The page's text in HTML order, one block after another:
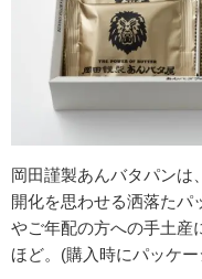
岡田謹製あんバタパンは
開化を思わせる洒落たパ
やご年配の方への手土産
ほど。(購入時にパッケ